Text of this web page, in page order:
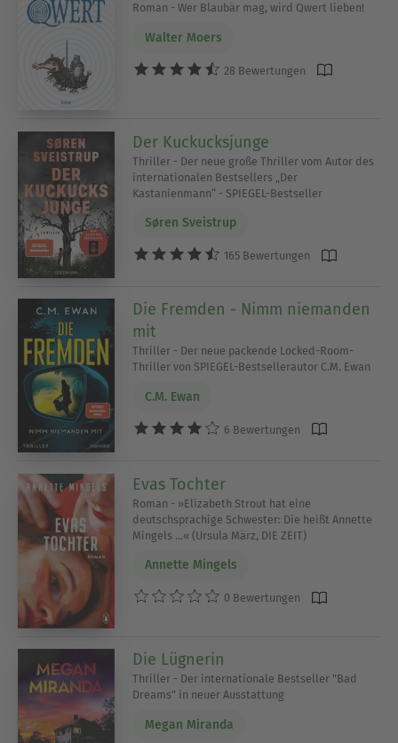
Roman - Wer Blaubär mag, wird Qwert lieben!
Walter Moers
28 Bewertungen
Der Kuckucksjunge
Thriller - Der neue große Thriller vom Autor des
internationalen Bestsellers „Der
Kastanienmann“ - SPIEGEL-Bestseller
Søren Sveistrup
165 Bewertungen
Die Fremden - Nimm niemanden
mit
Thriller - Der neue packende Locked-Room-
Thriller von SPIEGEL-Bestsellerautor C.M. Ewan
C.M. Ewan
6 Bewertungen
Evas Tochter
Roman - »Elizabeth Strout hat eine
deutschsprachige Schwester: Die heißt Annette
Mingels ...« (Ursula März, DIE ZEIT)
Annette Mingels
0 Bewertungen
Die Lügnerin
Thriller - Der internationale Bestseller "Bad
Dreams" in neuer Ausstattung
Megan Miranda